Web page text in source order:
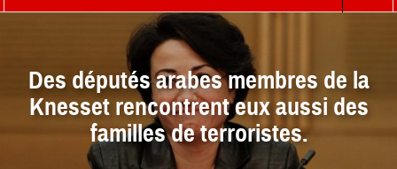
– Rédacteur en chef d’Israël Actualités L’Iran menace de frapper Tel-
Des députés arabes membres de la
Knesset rencontrent eux aussi des
familles de terroristes.